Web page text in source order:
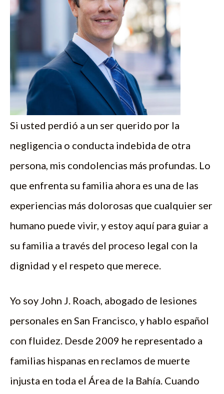
Si usted perdió a un ser querido por la
negligencia o conducta indebida de otra
persona, mis condolencias más profundas. Lo
que enfrenta su familia ahora es una de las
experiencias más dolorosas que cualquier ser
humano puede vivir, y estoy aquí para guiar a
su familia a través del proceso legal con la
dignidad y el respeto que merece.
Yo soy John J. Roach, abogado de lesiones
personales en San Francisco, y hablo español
con fluidez. Desde 2009 he representado a
familias hispanas en reclamos de muerte
injusta en toda el Área de la Bahía. Cuando